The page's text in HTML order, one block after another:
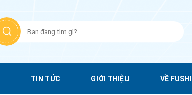
Tìm
kiếm:
TIN TỨC GIỚI THIỆU VỀ